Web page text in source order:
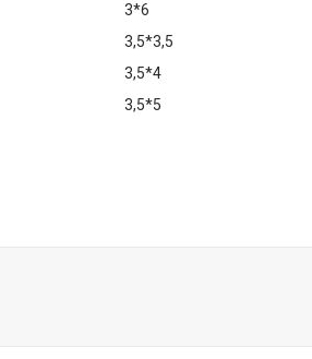
3*6
3,5*3,5
3,5*4
3,5*5